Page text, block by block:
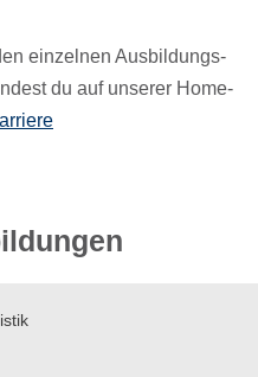
ein­zel­nen Aus­bil­dungs­
du auf unse­rer Home­